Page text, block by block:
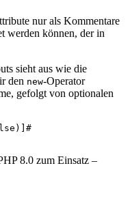
nur als Kommentare
werden können, der in
sieht aus wie die
den new-Operator
gefolgt von optionalen
8.0 zum Einsatz –